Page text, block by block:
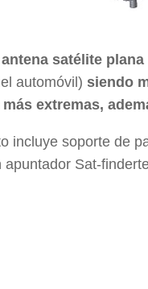
antena satélite
automóvil) siendo
extremas,
incluye soporte de
apuntador Sat-